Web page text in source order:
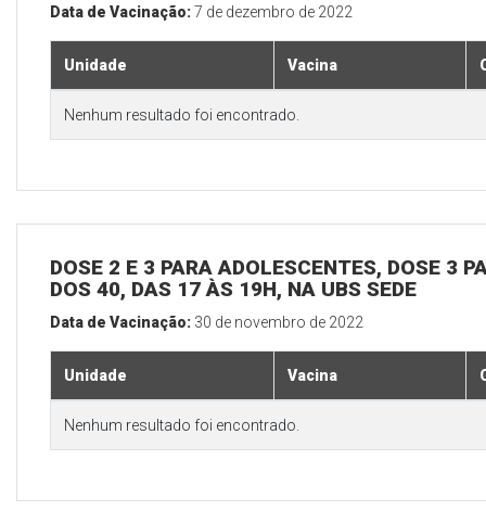
Data de Vacinação:7 de dezembro de 2022
Unidade Vacina
Nenhum resultado foi encontrado.
DOSE 2 E 3 PARA ADOLESCENTES, DOSE 3
DOS 40, DAS 17 ÀS 19H, NA UBS SEDE
Data de Vacinação: 30 de novembro de 2022
Unidade Vacina
Nenhum resultado foi encontrado.